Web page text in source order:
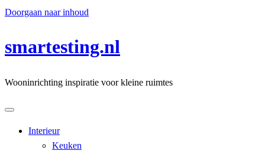
Doorgaan naar inhoud
smartesting.nl
Wooninrichting inspiratie voor kleine ruimtes
Interieur
Keuken